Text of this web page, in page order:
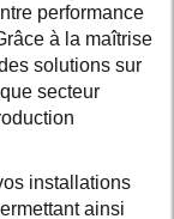
performance
à la maîtrise
solutions sur
secteur
installations
ainsi